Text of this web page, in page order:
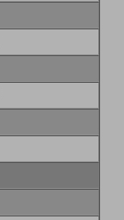
コモBiz かけ放題